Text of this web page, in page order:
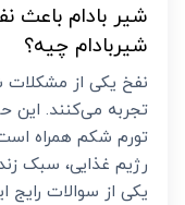
شیر بادام باعث
شیربادام چیه؟
نفخ یکی از مشکلات
تجربه می‌کنند. این
تورم شکم همراه
رژیم غذایی، سبک
یکی از سوالات رایج